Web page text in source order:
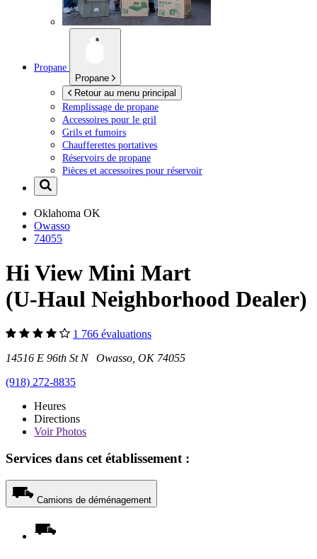
Propane
Propane
Retour au menu principal
Remplissage de propane
Accessoires pour le gril
Grils et fumoirs
Chaufferettes portatives
Réservoirs de propane
Pièces et accessoires pour réservoir
Oklahoma OK
Owasso
74055
Hi View Mini Mart
(U-Haul Neighborhood Dealer)
1 766 évaluations
14516 E 96th St N Owasso, OK 74055
(918) 272-8835
Heures
Directions
VoirPhotos
Services dans cet établissement :
Camions de déménagement